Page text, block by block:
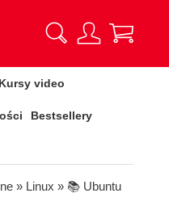
Kursy video
Bestsellery
» Linux » 📚 Ubuntu